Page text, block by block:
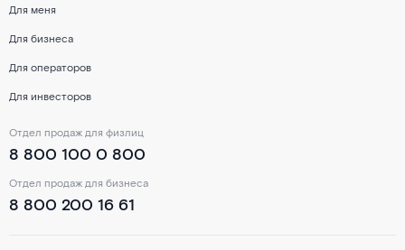
Для меня
Для бизнеса
Для операторов
Для инвесторов
Отдел продаж для бизнеса
8 800 200 16 61
Отдел продаж для физлиц
8 800 100 0 800